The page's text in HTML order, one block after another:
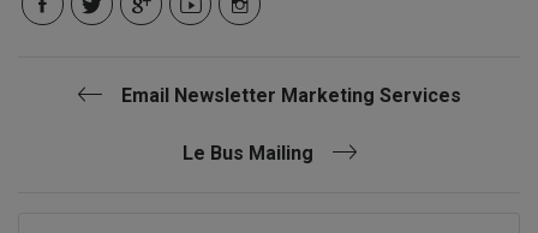
Email Newsletter Marketing Services
Le Bus Mailing